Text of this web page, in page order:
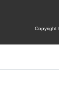
Copyright